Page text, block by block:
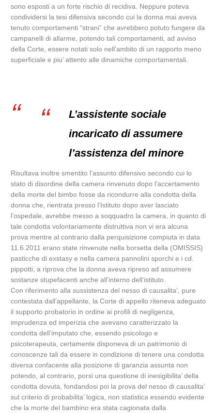
sono esposti a un forte rischio di recidiva. Neppure poteva
condividersi la tesi difensiva secondo cui la donna mai aveva
tenuto comportamenti “strani” che avrebbero potuto fungere da
campanelli di allarme, potendo tali comportamenti, ad avviso
della Corte, essere notati solo nell’ambito di un rapporto meno
superficiale e piu’ attento alle dinamiche comportamentali.
L’assistente sociale
incaricato di assumere
l’assistenza del minore
Risultava inoltre smentito l’assunto difensivo secondo cui lo
stato di disordine della camera rinvenuto dopo l’accertamento
della morte del bimbo fosse da ricondurre alla condotta della
donna che, rientrata presso l’Istituto dopo aver lasciato
l’ospedale, avrebbe messo a soqquadro la camera, in quanto di
tale condotta volontariamente distruttiva non vi era alcuna
prova mentre al contrario dalla perquisizione compiuta in data
11.6.2011 erano state rinvenute nella borsetta della (OMISSIS)
pasticche di exstasy e nella camera pannolini sporchi e i cd.
pippotti, a riprova che la donna aveva ripreso ad assumere
sostanze stupefacenti anche all’interno dell’istituto.
Con riferimento alla sussistenza del nesso di causalita’, pure
contestata dall’appellante, la Corte di appello riteneva adeguato
il supporto probatorio in ordine ai profili di negligenza,
imprudenza ed imperizia che avevano caratterizzato la
condotta dell’imputato che, essendo psicologo e
psicoterapeuta, certamente disponeva di un patrimonio di
conoscenze tali da essere in condizione di tenere una condotta
diversa confacente alla posizione di garanzia assunta non
potendo, al contrario, porsi una questione di inesigibilita’ della
condotta dovuta, fondandosi poi la prova del nesso di causalita’
sul criterio di probabilita’ logica, non statistica essendo evidente
che la morte del bambino era stata cagionata dalla